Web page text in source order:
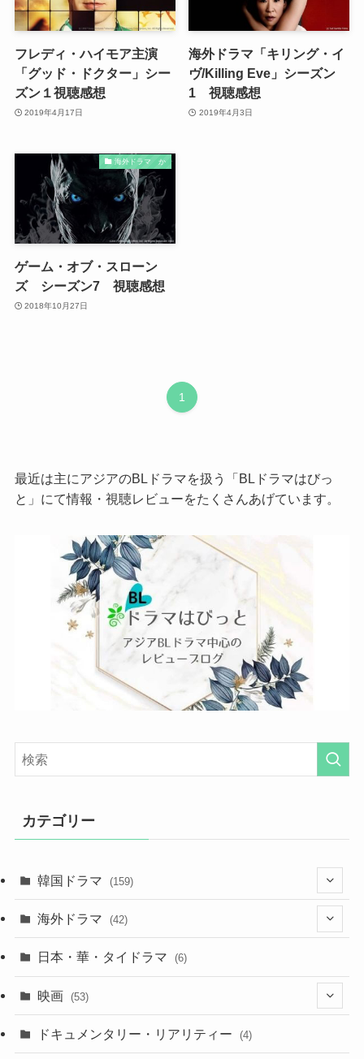
フレディ・ハイモア主演
「グッド・ドクター」シー
ズン１視聴感想
2019年4月17日
海外ドラマ「キリング・イ
ヴ/Killing Eve」シーズン
1 視聴感想
2019年4月3日
海外ドラマ か
ゲーム・オブ・スローン
ズ シーズン7 視聴感想
2018年10月27日
1
最近は主にアジアのBLドラマを扱う「BLドラマはびっ
と」にて情報・視聴レビューをたくさんあげています。
カテゴリー
韓国ドラマ (159)
(25)
(27)
(32)
海外ドラマ (42)
(7)
日本・華・タイドラマ (6)
映画 (53)
(9)
ドキュメンタリー・リアリティー (4)